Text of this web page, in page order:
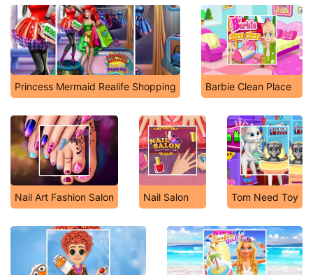
Princess Mermaid Realife Shopping Barbie Clean Place
Nail Art Fashion Salon Nail Salon Tom Need Toy